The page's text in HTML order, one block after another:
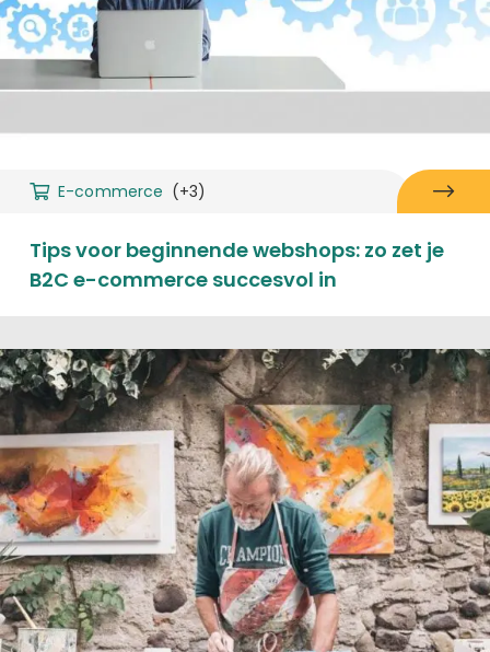
E-commerce (+3)
Tips voor beginnende webshops: zo zet je
B2C e-commerce succesvol in